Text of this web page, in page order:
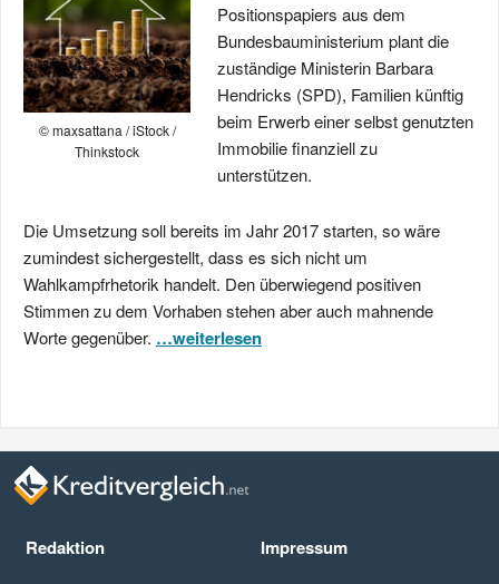
© maxsattana / iStock /
Thinkstock
Positionspapiers aus dem
Bundesbauministerium plant die
zuständige Ministerin Barbara
Hendricks (SPD), Familien künftig
beim Erwerb einer selbst genutzten
Immobilie finanziell zu
unterstützen.
Die Umsetzung soll bereits im Jahr 2017 starten, so wäre
zumindest sichergestellt, dass es sich nicht um
Wahlkampfrhetorik handelt. Den überwiegend positiven
Stimmen zu dem Vorhaben stehen aber auch mahnende
Worte gegenüber. …weiterlesen
Redaktion Impressum